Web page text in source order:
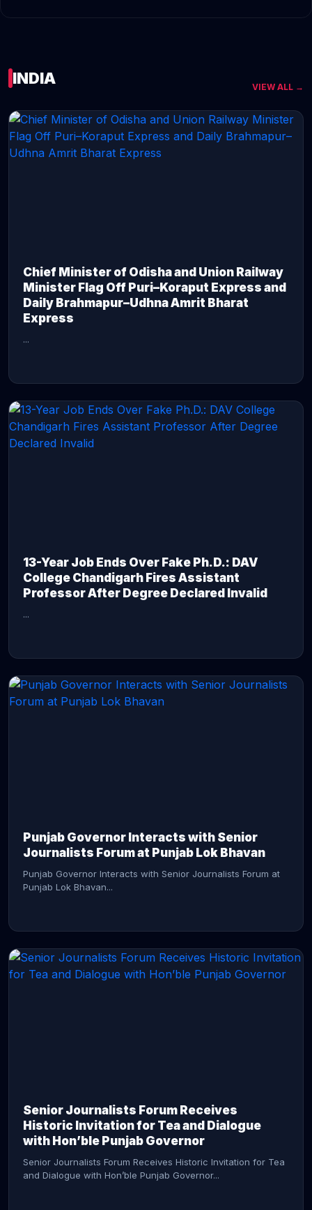
INDIA VIEW ALL →
Chief Minister of Odisha and Union Railway
Minister Flag Off Puri–Koraput Express and
Daily Brahmapur–Udhna Amrit Bharat
Express
...
13-Year Job Ends Over Fake Ph.D.: DAV
College Chandigarh Fires Assistant
Professor After Degree Declared Invalid
...
Punjab Governor Interacts with Senior
Journalists Forum at Punjab Lok Bhavan
Punjab Governor Interacts with Senior Journalists Forum at
Punjab Lok Bhavan...
Senior Journalists Forum Receives
Historic Invitation for Tea and Dialogue
with Hon’ble Punjab Governor
Senior Journalists Forum Receives Historic Invitation for Tea
and Dialogue with Hon’ble Punjab Governor...